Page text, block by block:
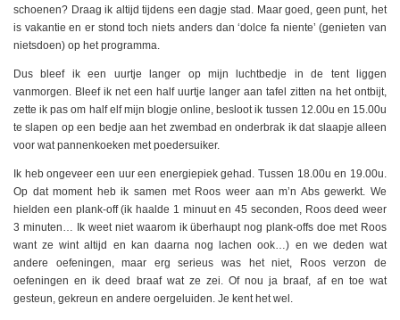
schoenen? Draag ik altijd tijdens een dagje stad. Maar goed, geen punt, het
is vakantie en er stond toch niets anders dan ‘dolce fa niente’ (genieten van
nietsdoen) op het programma.
Dus bleef ik een uurtje langer op mijn luchtbedje in de tent liggen
vanmorgen. Bleef ik net een half uurtje langer aan tafel zitten na het ontbijt,
zette ik pas om half elf mijn blogje online, besloot ik tussen 12.00u en 15.00u
te slapen op een bedje aan het zwembad en onderbrak ik dat slaapje alleen
voor wat pannenkoeken met poedersuiker.
Ik heb ongeveer een uur een energiepiek gehad. Tussen 18.00u en 19.00u.
Op dat moment heb ik samen met Roos weer aan m’n Abs gewerkt. We
hielden een plank-off (ik haalde 1 minuut en 45 seconden, Roos deed weer
3 minuten… Ik weet niet waarom ik überhaupt nog plank-offs doe met Roos
want ze wint altijd en kan daarna nog lachen ook…) en we deden wat
andere oefeningen, maar erg serieus was het niet, Roos verzon de
oefeningen en ik deed braaf wat ze zei. Of nou ja braaf, af en toe wat
gesteun, gekreun en andere oergeluiden. Je kent het wel.